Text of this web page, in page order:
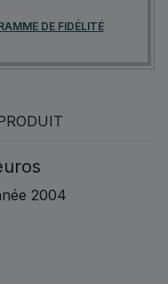
DE FIDÉLITÉ
2004